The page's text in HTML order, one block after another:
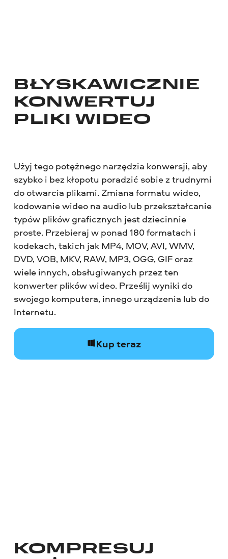
BŁYSKAWICZNIE
KONWERTUJ
PLIKI WIDEO
Użyj tego potężnego narzędzia konwersji, aby
szybko i bez kłopotu poradzić sobie z trudnymi
do otwarcia plikami. Zmiana formatu wideo,
kodowanie wideo na audio lub przekształcanie
typów plików graficznych jest dziecinnie
proste. Przebieraj w ponad 180 formatach i
kodekach, takich jak MP4, MOV, AVI, WMV,
DVD, VOB, MKV, RAW, MP3, OGG, GIF oraz
wiele innych, obsługiwanych przez ten
konwerter plików wideo. Prześlij wyniki do
swojego komputera, innego urządzenia lub do
Internetu.
Kup teraz
KOMPRESUJ